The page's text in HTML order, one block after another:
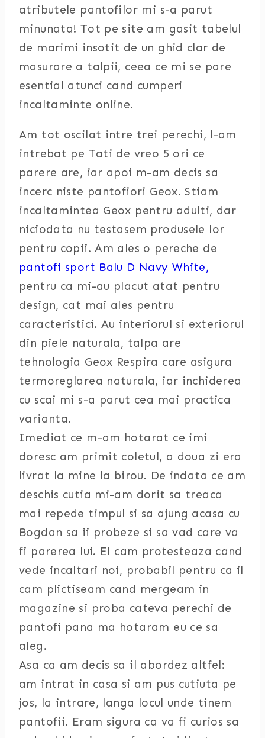
atributele pantofilor mi s-a parut
minunata! Tot pe site am gasit tabelul
de marimi insotit de un ghid clar de
masurare a talpii, ceea ce mi se pare
esential atunci cand cumperi
incaltaminte online.
Am tot oscilat intre trei perechi, l-am
intrebat pe Tati de vreo 5 ori ce
parere are, iar apoi m-am decis sa
incerc niste pantofiori Geox. Stiam
incaltamintea Geox pentru adulti, dar
niciodata nu testasem produsele lor
pentru copii. Am ales o pereche de
pantofi sport Balu D Navy White,
pentru ca mi-au placut atat pentru
design, cat mai ales pentru
caracteristici. Au interiorul si exteriorul
din piele naturala, talpa are
tehnologia Geox Respira care asigura
termoreglarea naturala, iar inchiderea
cu scai mi s-a parut cea mai practica
varianta.
Imediat ce m-am hotarat ce imi
doresc am primit coletul, a doua zi era
livrat la mine la birou. De indata ce am
deschis cutia mi-am dorit sa treaca
mai repede timpul si sa ajung acasa cu
Bogdan sa ii probeze si sa vad care va
fi parerea lui. El cam protesteaza cand
vede incaltari noi, probabil pentru ca il
cam plictiseam cand mergeam in
magazine si proba cateva perechi de
pantofi pana ma hotaram eu ce sa
aleg.
Asa ca am decis sa il abordez altfel:
am intrat in casa si am pus cutiuta pe
jos, la intrare, langa locul unde tinem
pantofii. Eram sigura ca va fi curios sa